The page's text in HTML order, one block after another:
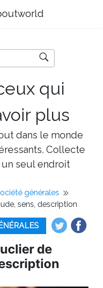
qui
plus
dans le monde
Collecte
seul endroit
générales
sens, description
de